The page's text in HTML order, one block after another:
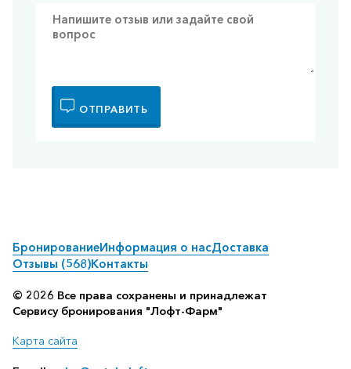
ОТПРАВИТЬ
БронированиеИнформация о насДоставка
Отзывы (568)Контакты
© 2026 Все права сохранены и принадлежат
Сервису бронирования "Лофт-Фарм"
Карта сайта